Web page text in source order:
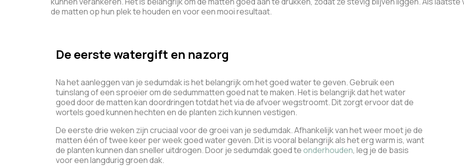
de matten op hun plek te houden en voor een mooi resultaat.
De eerste watergift en nazorg
Na het aanleggen van je sedumdak is het belangrijk om het goed water te geven. Gebruik een
tuinslang of een sproeier om de sedummatten goed nat te maken. Het is belangrijk dat het water
goed door de matten kan doordringen totdat het via de afvoer wegstroomt. Dit zorgt ervoor dat de
wortels goed kunnen hechten en de planten zich kunnen vestigen.
De eerste drie weken zijn cruciaal voor de groei van je sedumdak. Afhankelijk van het weer moet je de
matten één of twee keer per week goed water geven. Dit is vooral belangrijk als het erg warm is, want
de planten kunnen dan sneller uitdrogen. Door je sedumdak goed teonderhouden, leg je de basis
voor een langdurig groen dak.